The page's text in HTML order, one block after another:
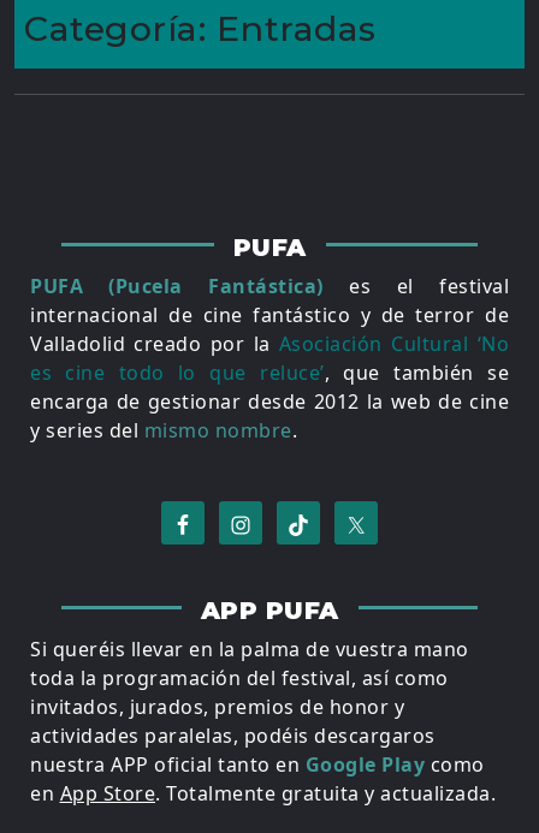
Categoría: Entradas
PUFA
PUFA (Pucela Fantástica) es el festival
internacional de cine fantástico y de terror de
Valladolid creado por la Asociación Cultural ‘No
es cine todo lo que reluce’, que también se
encarga de gestionar desde 2012 la web de cine
y series del mismo nombre.
APP PUFA
Si queréis llevar en la palma de vuestra mano
toda la programación del festival, así como
invitados, jurados, premios de honor y
actividades paralelas, podéis descargaros
nuestra APP oficial tanto en Google Play como
en App Store. Totalmente gratuita y actualizada.